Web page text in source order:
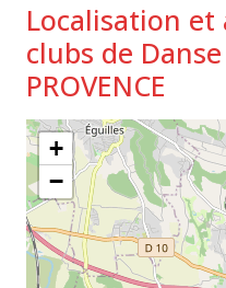
Localisation et
clubs de Danse
PROVENCE
+
−